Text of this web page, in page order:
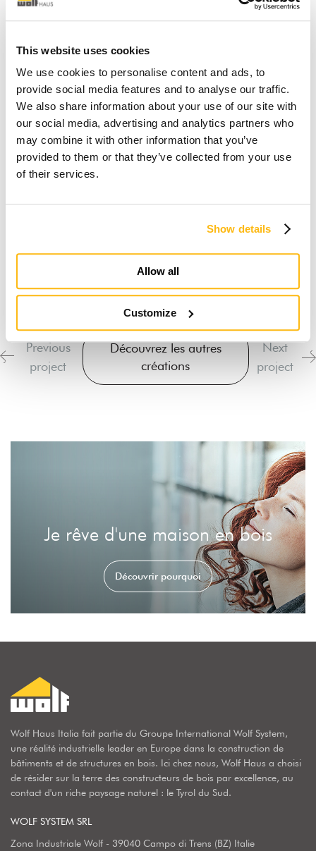
This website uses cookies
We use cookies to personalise content and ads, to
provide social media features and to analyse our traffic.
We also share information about your use of our site with
our social media, advertising and analytics partners who
may combine it with other information that you’ve
provided to them or that they’ve collected from your use
of their services.
Show details
Allow all
Customize
Previous
project
Découvrez les autres
créations
Next
project
Je rêve d'une maison en bois
Découvrir pourquoi
Wolf Haus Italia fait partie du Groupe International Wolf System,
une réalité industrielle leader en Europe dans la construction de
bâtiments et de structures en bois. Ici chez nous, Wolf Haus a choisi
de résider sur la terre des constructeurs de bois par excellence, au
contact d'un riche paysage naturel : le Tyrol du Sud.
WOLF SYSTEM SRL
Zona Industriale Wolf - 39040 Campo di Trens (BZ) Italie